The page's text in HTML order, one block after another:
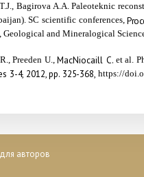
Bagirova A.A. Paleoteknic
SC scientific conferences,
and Mineralogical
Preeden U.,MacNiocaill C. et al.
3-4, 2012, pp. 325-368, https://
авторов